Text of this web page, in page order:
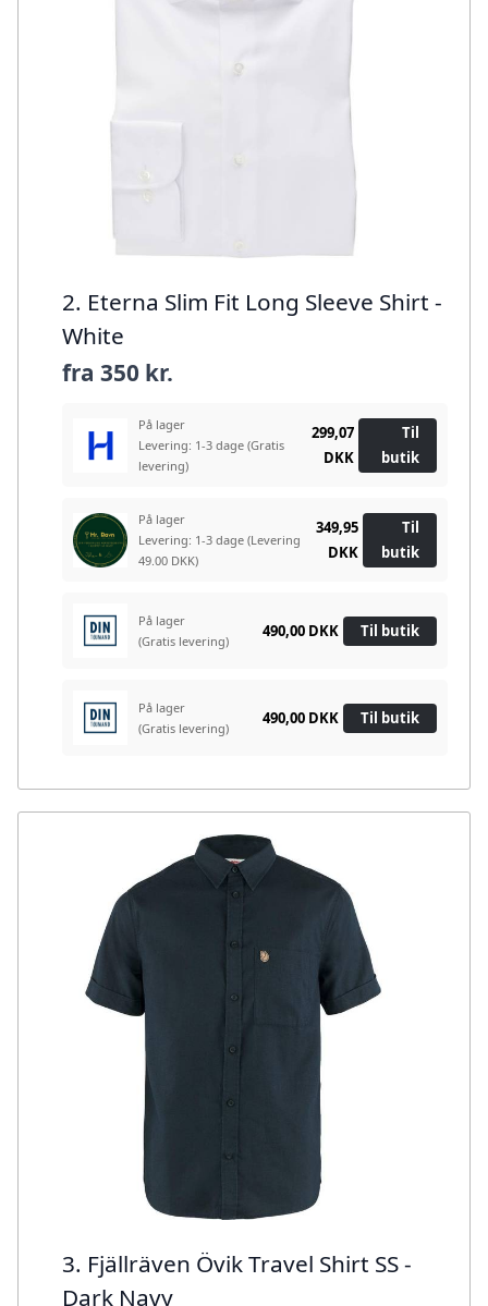
2. Eterna Slim Fit Long Sleeve Shirt -
White
fra 350 kr.
På lager
Levering: 1-3 dage (Gratis
levering)
299,07
DKK
Til
butik
På lager
Levering: 1-3 dage (Levering
49.00 DKK)
349,95
DKK
Til
butik
På lager
(Gratis levering)
490,00 DKK Til butik
På lager
(Gratis levering)
490,00 DKK Til butik
3. Fjällräven Övik Travel Shirt SS -
Dark Navy